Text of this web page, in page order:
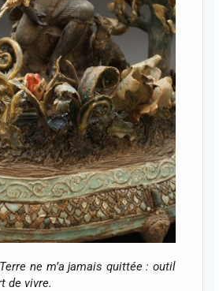
ne m’a jamais quittée : outil
de vivre.